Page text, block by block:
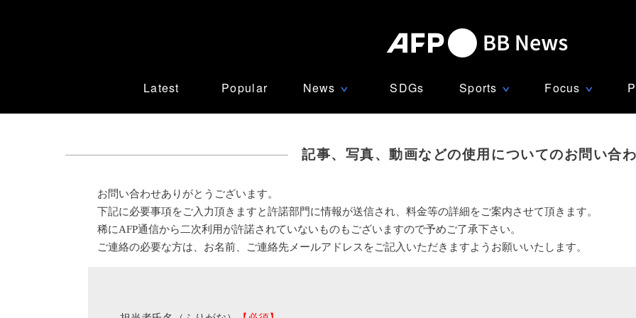
Latest Popular News ∨ SDGs Sports ∨ Focus ∨
記事、写真、動画などの使用についてのお問い合
お問い合わせありがとうございます。
下記に必要事項をご入力頂きますと許諾部門に情報が送信され、料金等の詳細をご案内させて頂きます。
稀にAFP通信から二次利用が許諾されていないものもございますので予めご了承下さい。
ご連絡の必要な方は、お名前、ご連絡先メールアドレスをご記入いただきますようお願いいたします。